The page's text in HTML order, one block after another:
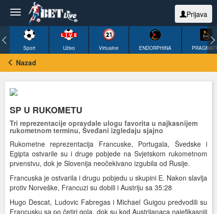
Prijava
Sport Uživo Virtualne ENDORPHINA
Nazad
SP U RUKOMETU
Tri reprezentacije opravdale ulogu favorita u najkasnijem
rukometnom terminu, Šveđani izgledaju sjajno
Rukometne reprezentacija Francuske, Portugala, Švedske i
Egipta ostvarile su i druge pobjede na Svjetskom rukometnom
prvenstvu, dok je Slovenija neočekivano izgubila od Rusije.
Francuska je ostvarila i drugu pobjedu u skupini E. Nakon slavlja
protiv Norveške, Francuzi su dobili i Austriju sa 35:28
Hugo Descat, Ludovic Fabregas i Michael Guigou predvodili su
Francusku sa po četiri gola, dok su kod Austrijanaca najefikasniji